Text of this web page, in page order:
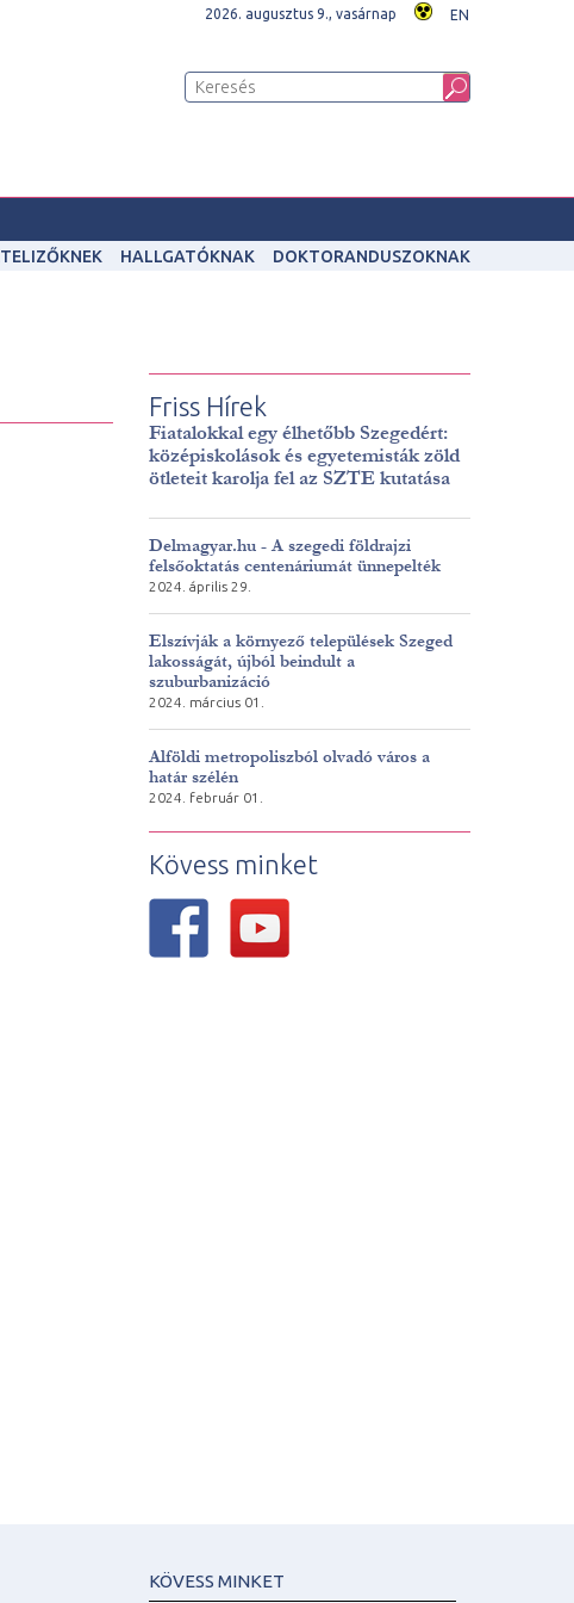
2026. augusztus 9., vasárnap EN
HALLGATÓKNAK DOKTORANDUSZOKNAK
Friss Hírek
Fiatalokkal egy élhetőbb Szegedért:
középiskolások és egyetemisták zöld
ötleteit karolja fel az SZTE kutatása
Delmagyar.hu - A szegedi földrajzi
felsőoktatás centenáriumát ünnepelték
2024. április 29.
Elszívják a környező települések Szeged
lakosságát, újból beindult a
szuburbanizáció
2024. március 01.
Alföldi metropoliszból olvadó város a
határ szélén
2024. február 01.
Kövess minket
KÖVESS MINKET